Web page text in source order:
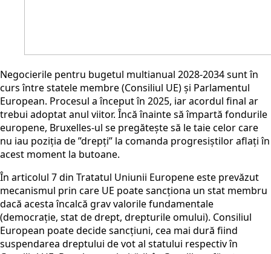
Negocierile pentru bugetul multianual 2028-2034 sunt în
curs între statele membre (Consiliul UE) și Parlamentul
European. Procesul a început în 2025, iar acordul final ar
trebui adoptat anul viitor. Încă înainte să împartă fondurile
europene, Bruxelles-ul se pregătește să le taie celor care
nu iau poziția de ”drepți” la comanda progresiștilor aflați în
acest moment la butoane.
În articolul 7 din Tratatul Uniunii Europene este prevăzut
mecanismul prin care UE poate sancționa un stat membru
dacă acesta încalcă grav valorile fundamentale
(democrație, stat de drept, drepturile omului). Consiliul
European poate decide sancțiuni, cea mai dură fiind
suspendarea dreptului de vot al statului respectiv în